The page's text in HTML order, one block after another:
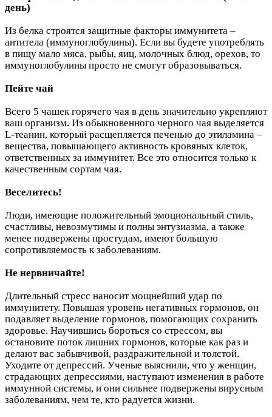
день)
Из белка строятся защитные факторы иммунитета –
антитела (иммуноглобулины). Если вы будете употреблять
в пищу мало мяса, рыбы, яиц, молочных блюд, орехов, то
иммуноглобулины просто не смогут образовываться.
Пейте чай
Всего 5 чашек горячего чая в день значительно укрепляют
ваш организм. Из обыкновенного черного чая выделяется
L-теанин, который расщепляется печенью до этиламина –
вещества, повышающего активность кровяных клеток,
ответственных за иммунитет. Все это относится только к
качественным сортам чая.
Веселитесь!
Люди, имеющие положительный эмоциональный стиль,
счастливы, невозмутимы и полны энтузиазма, а также
менее подвержены простудам, имеют большую
сопротивляемость к заболеваниям.
Не нервничайте!
Длительный стресс наносит мощнейший удар по
иммунитету. Повышая уровень негативных гормонов, он
подавляет выделение гормонов, помогающих сохранить
здоровье. Научившись бороться со стрессом, вы
остановите поток лишних гормонов, которые как раз и
делают вас забывчивой, раздражительной и толстой.
Уходите от депрессий. Ученые выяснили, что у женщин,
страдающих депрессиями, наступают изменения в работе
иммунной системы, и они сильнее подвержены вирусным
заболеваниям, чем те, кто радуется жизни.